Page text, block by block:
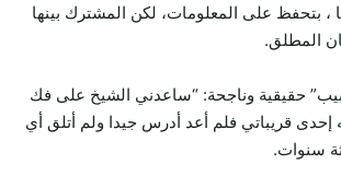
بتحفظ على المعلومات، لكن المشترك بينها
المطلق.
حقيقية وناجحة: “ساعدني الشيخ على فك
إحدى قريباتي فلم أعد أدرس جيدا ولم أتلق أي
سنوات.